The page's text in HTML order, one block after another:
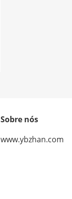
Sobre nós
www.ybzhan.com